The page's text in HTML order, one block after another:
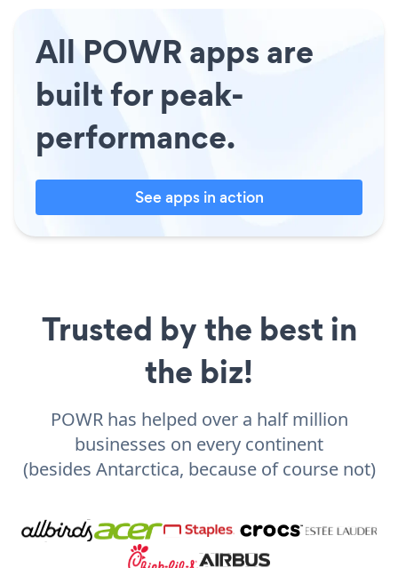
All POWR apps are
built for peak-
performance.
See apps in action
Trusted by the best in
the biz!
POWR has helped over a half million
businesses on every continent
(besides Antarctica, because of course not)